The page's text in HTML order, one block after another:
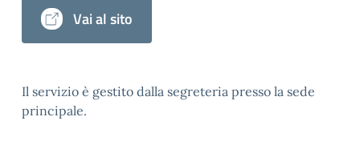
Vai al sito
Il servizio è gestito dalla segreteria presso la sede
principale.